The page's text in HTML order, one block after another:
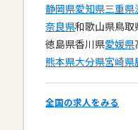
静岡県愛知県三重県
奈良県和歌山県鳥取
徳島県香川県愛媛県
熊本県大分県宮崎県
全国の求人をみる